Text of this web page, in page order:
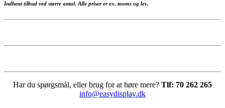
Indhent tilbud ved større antal. Alle priser er ex. moms og lev.
Har du spørgsmål, eller brug for at høre mere? Tlf: 70 262 265
info@easydisplay.dk